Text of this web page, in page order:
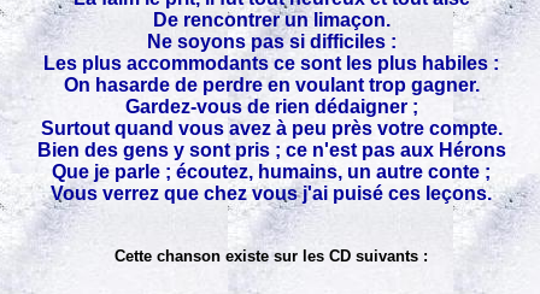
De rencontrer un limaçon.
Ne soyons pas si difficiles :
Les plus accommodants ce sont les plus habiles :
On hasarde de perdre en voulant trop gagner.
Gardez-vous de rien dédaigner ;
Surtout quand vous avez à peu près votre compte.
Bien des gens y sont pris ; ce n'est pas aux Hérons
Que je parle ; écoutez, humains, un autre conte ;
Vous verrez que chez vous j'ai puisé ces leçons.
Cette chanson existe sur les CD suivants :